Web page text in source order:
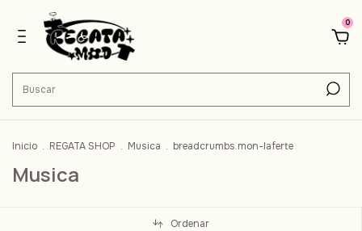
0
Inicio . REGATA SHOP . Musica . breadcrumbs.mon-laferte
Musica
Ordenar